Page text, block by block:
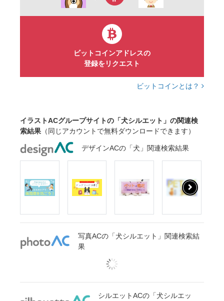
ビットコインアドレスの
登録をリクエスト
ビットコインとは？
イラストACグループサイトの「犬シルエット」の関連検
索結果 （同じアカウントで無料ダウンロードできます）
デザインACの「犬」関連検索結果
写真ACの「犬シルエット」関連検索結
果
シルエットACの「犬シルエッ